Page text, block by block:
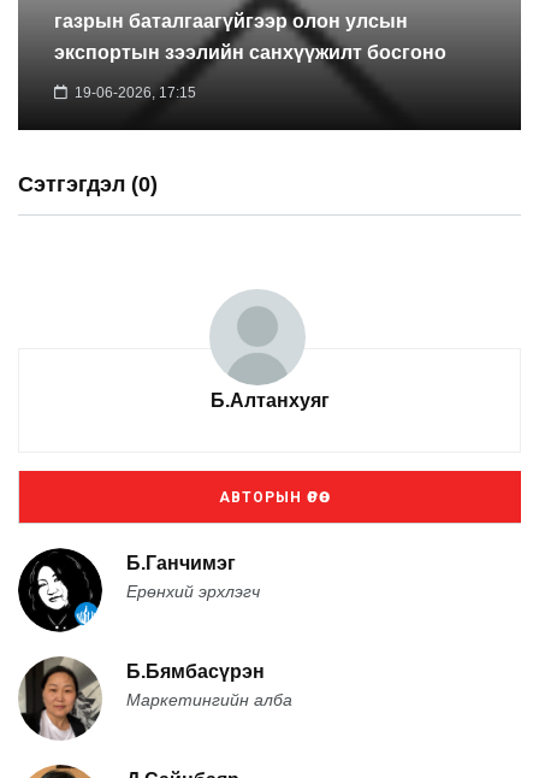
газрын баталгаагүйгээр олон улсын
экспортын зээлийн санхүүжилт босгоно
19-06-2026, 17:15
Сэтгэгдэл (0)
Б.Алтанхуяг
АВТОРЫН ӨРӨӨ
Б.Ганчимэг
Ерөнхий эрхлэгч
Б.Бямбасүрэн
Маркетингийн алба